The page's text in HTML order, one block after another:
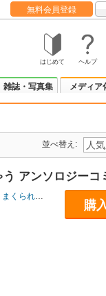
無料会員登録
はじめて ヘルプ
雑誌・写真集 メディア
並べ替え:
アンソロジーコ
くられん 嘉納あいら /
購